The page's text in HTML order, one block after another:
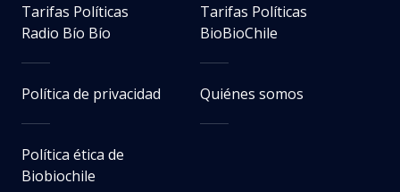
Tarifas Políticas
Radio Bío Bío
Tarifas Políticas
BioBioChile
Política de privacidad Quiénes somos
Política ética de
Biobiochile